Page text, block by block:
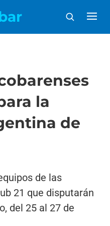
la
de
de las
21 que disputarán
del 25 al 27 de